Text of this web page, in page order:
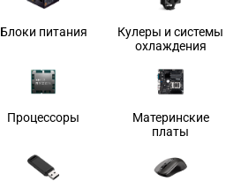
Блоки питания
Кулеры и системы
охлаждения
Процессоры
Материнские
платы